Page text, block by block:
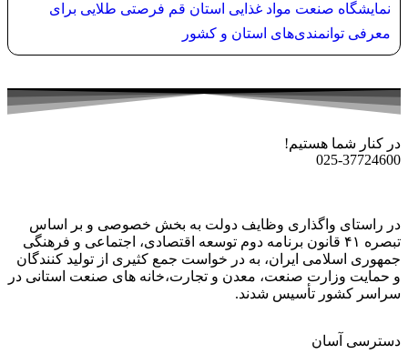
نمایشگاه صنعت مواد غذایی استان قم فرصتی طلایی برای
معرفی توانمندی‌های استان و کشور
در کنار شما هستیم!
025-37724600
در راستای واگذاری وظایف دولت به بخش خصوصی و بر اساس
تبصره ۴۱ قانون برنامه دوم توسعه اقتصادی، اجتماعی و فرهنگی
جمهوری اسلامی ایران، به در خواست جمع کثیری از تولید کنندگان
و حمایت وزارت صنعت، معدن و تجارت،خانه های صنعت استانی در
سراسر کشور تأسیس شدند.
دسترسی آسان